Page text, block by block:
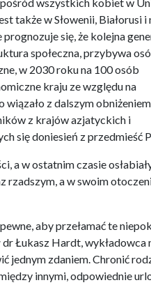
także w Słowenii, Białorusi i
się, że kolejna
społeczna, przybywa
w 2030 roku na 100 osób
kraju ze względu na
wiązało z dalszym obniżeniem
z krajów azjatyckich i
się doniesień z przedmieść
a w ostatnim czasie
rzadszym, a w swoim
aby przełamać te
Łukasz Hardt, wykładowca
jednym zdaniem. Chronić
innymi, odpowiednie